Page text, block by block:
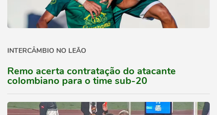
INTERCÂMBIO NO LEÃO
Remo acerta contratação do atacante
colombiano para o time sub-20